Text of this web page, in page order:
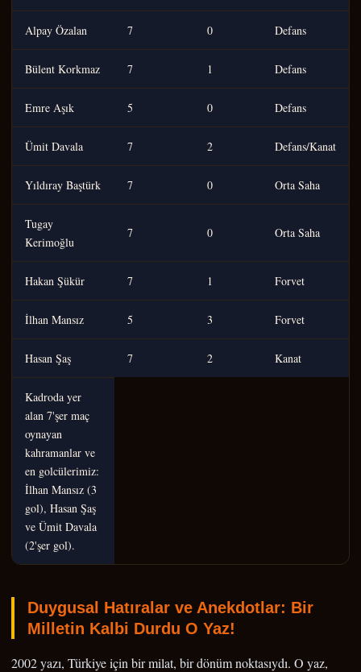
Alpay Özalan 7 0 Defans
Bülent Korkmaz 7 1 Defans
Emre Aşık 5 0 Defans
Ümit Davala 7 2 Defans/Kanat
Yıldıray Baştürk 7 0 Orta Saha
Tugay
Kerimoğlu
7 0 Orta Saha
Hakan Şükür 7 1 Forvet
İlhan Mansız 5 3 Forvet
Hasan Şaş 7 2 Kanat
Kadroda yer
alan 7'şer maç
oynayan
kahramanlar ve
en golcülerimiz:
İlhan Mansız (3
gol), Hasan Şaş
ve Ümit Davala
(2'şer gol).
Duygusal Hatıralar ve Anekdotlar: Bir
Milletin Kalbi Durdu O Yaz!
2002 yazı, Türkiye için bir milat, bir dönüm noktasıydı. O yaz,